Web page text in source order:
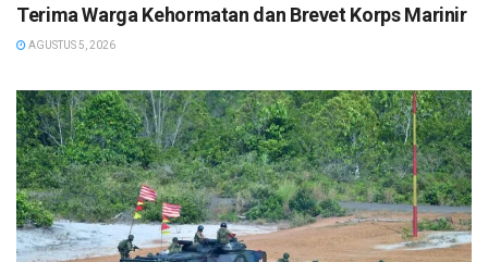
Terima Warga Kehormatan dan Brevet Korps Marinir
AGUSTUS 5, 2026